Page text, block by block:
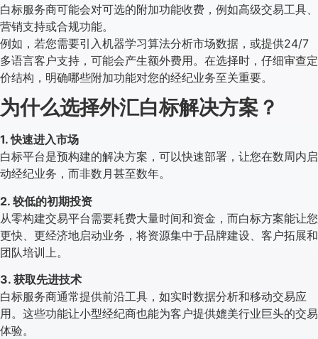
白标服务商可能会对可选的附加功能收费，例如高级交易工具、
营销支持或合规功能。
例如，若您需要引入机器学习算法分析市场数据，或提供24/7
多语言客户支持，可能会产生额外费用。在选择时，仔细审查定
价结构，明确哪些附加功能对您的经纪业务至关重要。
为什么选择外汇白标解决方案？
1. 快速进入市场
白标平台是预构建的解决方案，可以快速部署，让您在数周内启
动经纪业务，而非数月甚至数年。
2. 较低的初期投资
从零构建交易平台需要耗费大量时间和资金，而白标方案能让您
更快、更经济地启动业务，将资源集中于品牌建设、客户拓展和
团队培训上。
3. 获取先进技术
白标服务商通常提供前沿工具，如实时数据分析和移动交易应
用。这些功能让小型经纪商也能为客户提供媲美行业巨头的交易
体验。